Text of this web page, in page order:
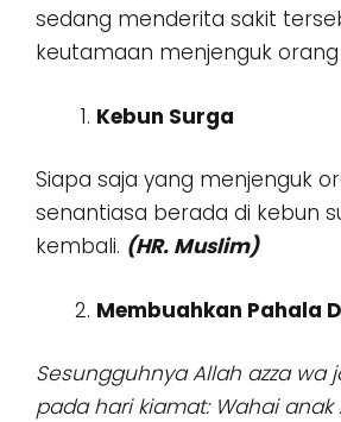
sedang menderita sakit
keutamaan menjenguk orang
Kebun Surga
Siapa saja yang menjenguk
senantiasa berada di kebun
kembali. (HR. Muslim)
Membuahkan Pahala
Sesungguhnya Allah azza wa
pada hari kiamat: Wahai anak